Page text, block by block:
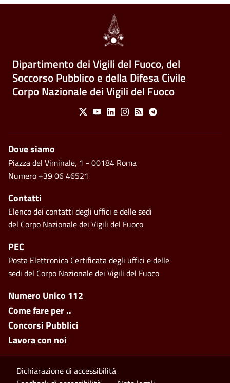
Dipartimento dei Vigili del Fuoco, del
Soccorso Pubblico e della Difesa Civile
Corpo Nazionale dei Vigili del Fuoco
Social Menu
X YoutubeLinkedinInstagram
Feed Telegram
Footer side menu
Numero Unico 112
Come fare per ..
Concorsi Pubblici
Lavora con noi
Piè di pagina
Dove siamo
Piazza del Viminale, 1 - 00184 Roma
Numero +39 06 46521
Contatti
Elenco dei contatti degli uffici e delle sedi
del Corpo Nazionale dei Vigili del Fuoco
PEC
Posta Elettronica Certificata degli uffici e delle
sedi del Corpo Nazionale dei Vigili del Fuoco
Footer bottom
Dichiarazione di accessibilità